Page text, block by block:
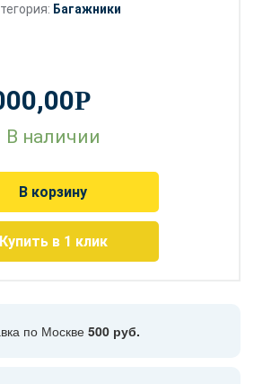
Багажники
Р
В наличии
В корзину
Купить в 1 клик
по Москве 500 руб.